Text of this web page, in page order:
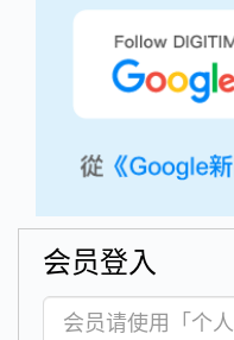
会员登入